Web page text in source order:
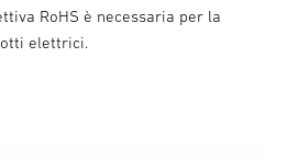
RoHS è necessaria per la
elettrici.